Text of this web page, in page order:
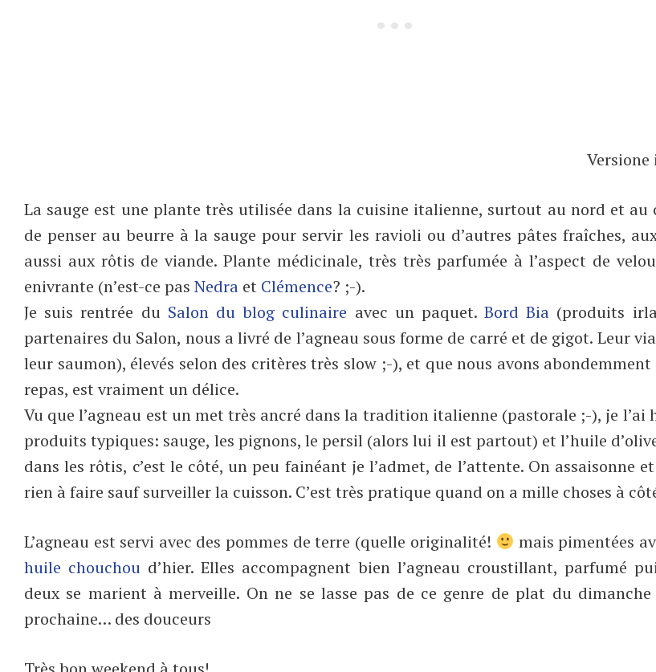
La sauge est une plante très utilisée dans la cuisine italienne, surtout au nord et
de penser au beurre à la sauge pour servir les ravioli ou d’autres pâtes fraîches,
aussi aux rôtis de viande. Plante médicinale, très très parfumée à l’aspect de
enivrante (n’est-ce pas Nedra et Clémence? ;-).
Je suis rentrée du Salon du blog culinaire avec un paquet.Bord Bia (produits
partenaires du Salon, nous a livré de l’agneau sous forme de carré et de gigot. Leur
leur saumon), élevés selon des critères très slow ;-), et que nous avons
repas, est vraiment un délice.
Vu que l’agneau est un met très ancré dans la tradition italienne (pastorale ;-), je l’ai
produits typiques: sauge, les pignons, le persil (alors lui il est partout) et l’huile
dans les rôtis, c’est le côté, un peu fainéant je l’admet, de l’attente. On assaisonne
rien à faire sauf surveiller la cuisson. C’est très pratique quand on a mille choses à
L’agneau est servi avec des pommes de terre (quelle originalité!
mais pimentées
huile chouchou d’hier. Elles accompagnent bien l’agneau croustillant, parfumé
deux se marient à merveille. On ne se lasse pas de ce genre de plat du
prochaine… des douceurs